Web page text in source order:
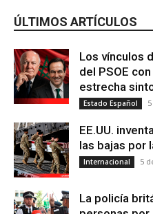
ÚLTIMOS ARTÍCULOS
Los vínculos
del PSOE
estrecha
Estado Español
EE.UU.
las bajas por
Internacional 5
La policía